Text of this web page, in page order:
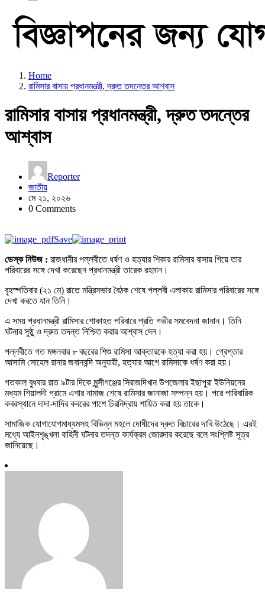
Home
রামিসার বাসায় প্রধানমন্ত্রী, দ্রুত তদন্তের আশ্বাস
রামিসার বাসায় প্রধানমন্ত্রী, দ্রুত তদন্তের
আশ্বাস
Reporter
জাতীয়
মে ২১, ২০২৬
0 Comments
Save
ডেস্ক নিউজ : রাজধানীর পল্লবীতে ধর্ষণ ও হত্যার শিকার রামিসার বাসায় গিয়ে তার
পরিবারের সঙ্গে দেখা করেছেন প্রধানমন্ত্রী তারেক রহমান।
বৃহস্পতিবার (২১ মে) রাতে মন্ত্রিসভার বৈঠক শেষে পল্লবী এলাকায় রামিসার পরিবারের সঙ্গে
দেখা করতে যান তিনি।
এ সময় প্রধানমন্ত্রী রামিসার শোকাহত পরিবারে প্রতি গভীর সমবেদনা জানান। তিনি
ঘটনার সুষ্ঠু ও দ্রুত তদন্ত নিশ্চিত করার আশ্বাস দেন।
পল্লবীতে গত মঙ্গলবার ৮ বছরের শিশু রামিসা আক্তারকে হত্যা করা হয়। গ্রেপ্তার
আসামি সোহেল রানার জবানবন্দি অনুযায়ী, হত্যার আগে রামিসাকে ধর্ষণ করা হয়।
গতকাল বুধবার রাত ৯টার দিকে মুন্সীগঞ্জের সিরাজদিখান উপজেলার ইছাপুরা ইউনিয়নের
মধ্যম শিয়ালদী গ্রামে এশার নামাজ শেষে রামিসার জানাজা সম্পন্ন হয়। পরে পারিবারিক
কবরস্থানে দাদা-দাদির কবরের পাশে চিরনিদ্রায় শায়িত করা হয় তাকে।
সামাজিক যোগাযোগমাধ্যমসহ বিভিন্ন মহলে দোষীদের দ্রুত বিচারের দাবি উঠেছে। এরই
মধ্যে আইনশৃঙ্খলা বাহিনী ঘটনার তদন্ত কার্যক্রম জোরদার করেছে বলে সংশ্লিষ্ট সূত্র
জানিয়েছে।